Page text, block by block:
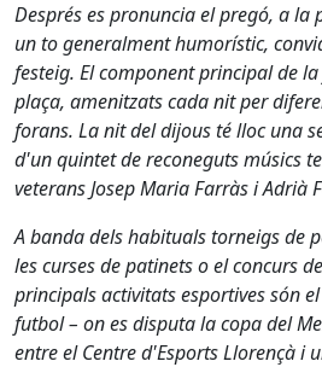
Després es pronuncia el pregó, a la
un to generalment humorístic,
festeig. El component principal de
plaça, amenitzats cada nit per
forans. La nit del dijous té lloc una
d'un quintet de reconeguts músics
veterans Josep Maria Farràs i Adrià
A banda dels habituals torneigs de
les curses de patinets o el concurs
principals activitats esportives són
futbol – on es disputa la copa del
entre el Centre d'Esports Llorençà i